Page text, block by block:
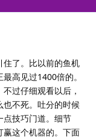
住了。比以前的鱼机
高见过1400倍的。
过仔细观看以后，
也不死。吐分的时候
点技巧门道。细节
赢这个机器的。下面